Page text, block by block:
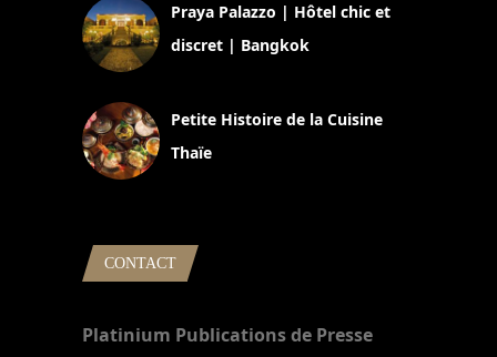
Praya Palazzo | Hôtel chic et
discret | Bangkok
Petite Histoire de la Cuisine
Thaïe
CONTACT
Platinium Publications de Presse